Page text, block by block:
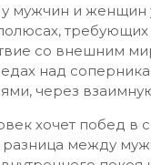
мужчин и женщин
со внешним
над
через
хочет побед в
между